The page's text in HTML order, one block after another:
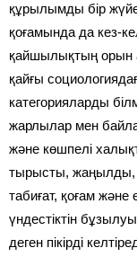
құрылымды бір
қоғамында да кез-
қайшылықтың орын
қайғы
категорияларды
жарлылар мен
және көшпелі
тырысты, жаңылды,
табиғат, қоғам
үндестіктін
деген пікірді